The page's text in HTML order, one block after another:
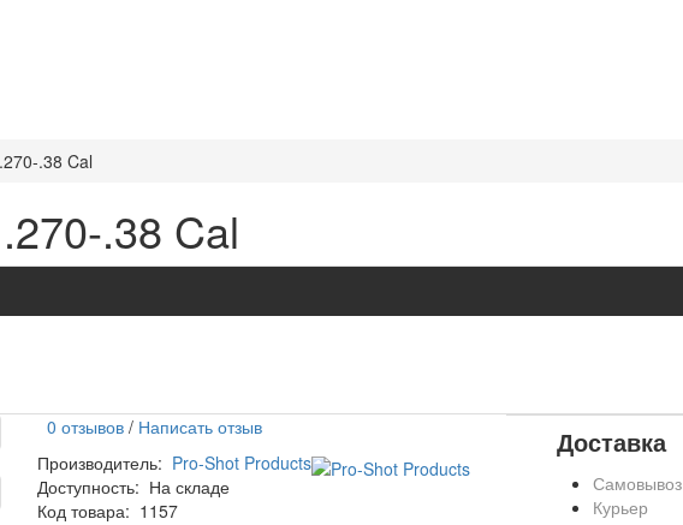
.38 Cal
.38 Cal
0 отзывов / Написать отзыв
Производитель: Pro-Shot Products
Доступность: На складе
Код товара: 1157
Доставка
Самовывоз
Курьер